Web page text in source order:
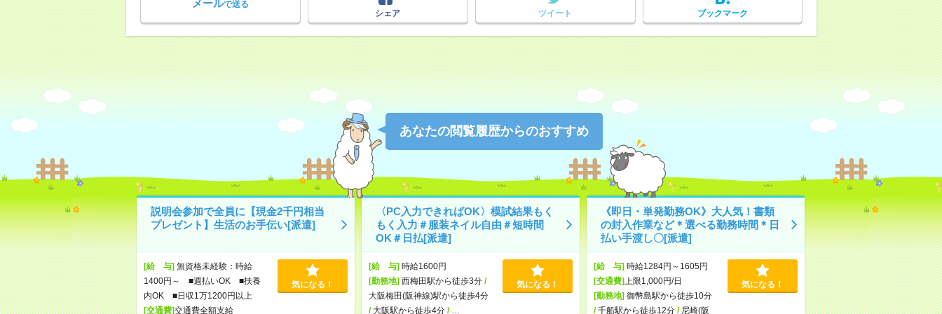
メールで送る
シェア
ツイート ブックマーク
あなたの閲覧履歴からのおすすめ
説明会参加で全員に【現金2千円相当
プレゼント】生活のお手伝い[派遣]
[給 与]無資格未経験：時給
1400円～ ■週払いOK ■扶養
内OK ■日収1万1200円以上
[交通費]交通費全額支給
気になる！
〈PC入力できればOK〉模試結果もく
もく入力＃服装ネイル自由＃短時間
OK＃日払[派遣]
[給 与]時給1600円
[勤務地]西梅田駅から徒歩3分/
大阪梅田(阪神線)駅から徒歩4分
/ 大阪駅から徒歩4分/
気になる！
《即日・単発勤務OK》大人気！書類
の封入作業など＊選べる勤務時間＊日
払い手渡し〇[派遣]
[給 与]時給1284円～1605円
[交通費]上限1,000円/日
[勤務地]御幣島駅から徒歩10分
/千船駅から徒歩12分/ 尼崎(阪
気になる！